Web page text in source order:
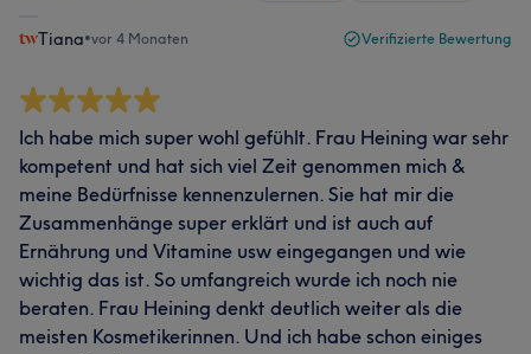
Tiana•vor 4 Monaten Verifizierte Bewertung
Ich habe mich super wohl gefühlt. Frau Heining war sehr
kompetent und hat sich viel Zeit genommen mich &
meine Bedürfnisse kennenzulernen. Sie hat mir die
Zusammenhänge super erklärt und ist auch auf
Ernährung und Vitamine usw eingegangen und wie
wichtig das ist. So umfangreich wurde ich noch nie
beraten. Frau Heining denkt deutlich weiter als die
meisten Kosmetikerinnen. Und ich habe schon einiges